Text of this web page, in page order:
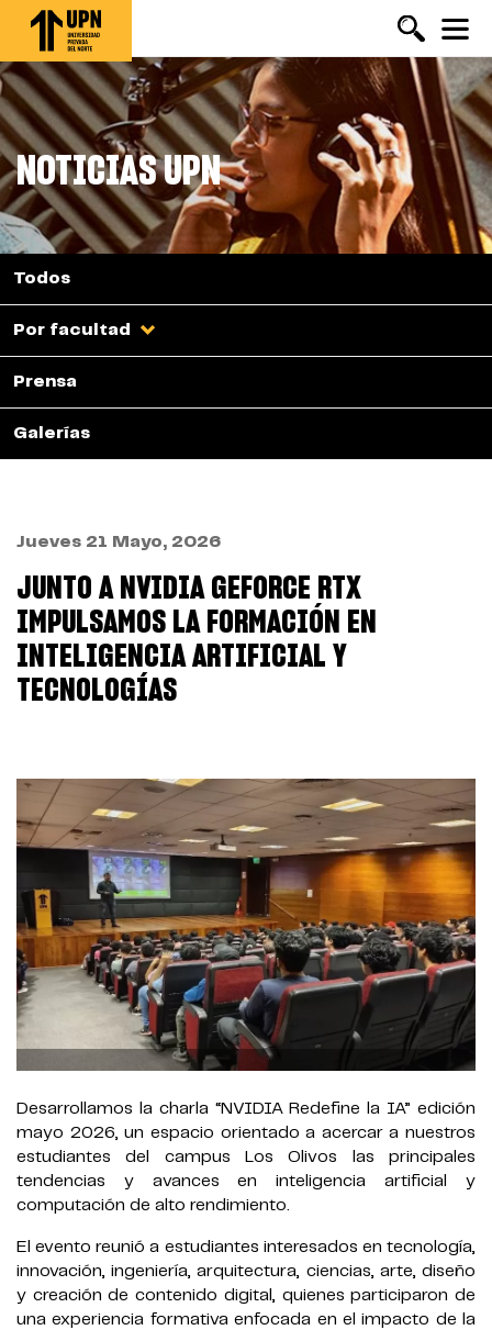
Pasar
contenido
principal
NOTICIAS UPN
Todos
Por facultad
Prensa
Galerías
Jueves 21 Mayo, 2026
JUNTO A NVIDIA GEFORCE RTX
IMPULSAMOS LA FORMACIÓN EN
INTELIGENCIA ARTIFICIAL Y
TECNOLOGÍAS
Desarrollamos la charla “NVIDIA Redefine la IA” edición
mayo 2026, un espacio orientado a acercar a nuestros
estudiantes del campus Los Olivos las principales
tendencias y avances en inteligencia artificial y
computación de alto rendimiento.
El evento reunió a estudiantes interesados en tecnología,
innovación, ingeniería, arquitectura, ciencias, arte, diseño
y creación de contenido digital, quienes participaron de
una experiencia formativa enfocada en el impacto de la